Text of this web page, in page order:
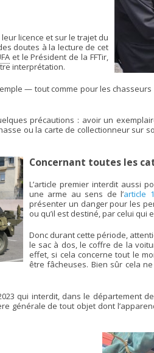
licence et sur le trajet du
doutes à la lecture de cet
et le Président de la FFTir,
interprétation.
— tout comme pour les
précautions : avoir un
ou la carte de collectionneur sur
Concernant toutes les
L’article premier interdit aussi
une arme au sens de l’article
présenter un danger pour les
ou qu’il est destiné, par celui qui
Donc durant cette période,
le sac à dos, le coffre de la
effet, si cela concerne tout le
être fâcheuses. Bien sûr cela
qui interdit, dans le département
générale de tout objet dont